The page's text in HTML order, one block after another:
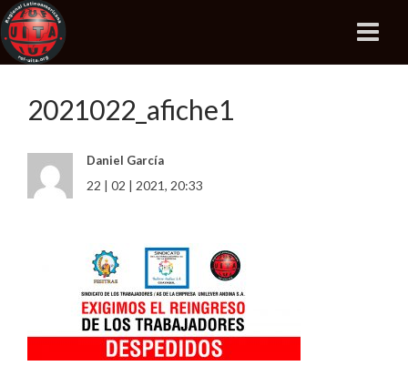
2021022_afiche1
Daniel García
22 | 02 | 2021, 20:33